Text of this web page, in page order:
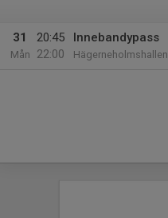
31
Mån
20:45
22:00
Innebandypass
Hägerneholmshallen